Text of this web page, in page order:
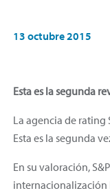
13 octubre 2015
Esta es la segunda
La agencia de rating
Esta es la segunda
En su valoración,
internacionalización